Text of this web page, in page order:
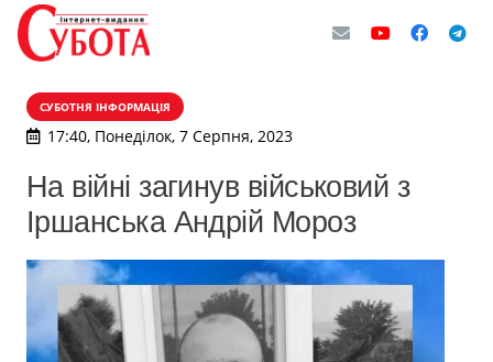
СУБОТНЯ ІНФОРМАЦІЯ
17:40, Понеділок, 7 Серпня, 2023
На війні загинув військовий з
Іршанська Андрій Мороз